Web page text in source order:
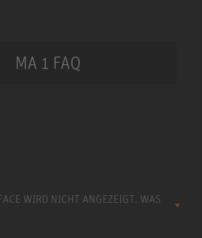
MA 1 FAQ
WIRD NICHT ANGEZEIGT. WAS